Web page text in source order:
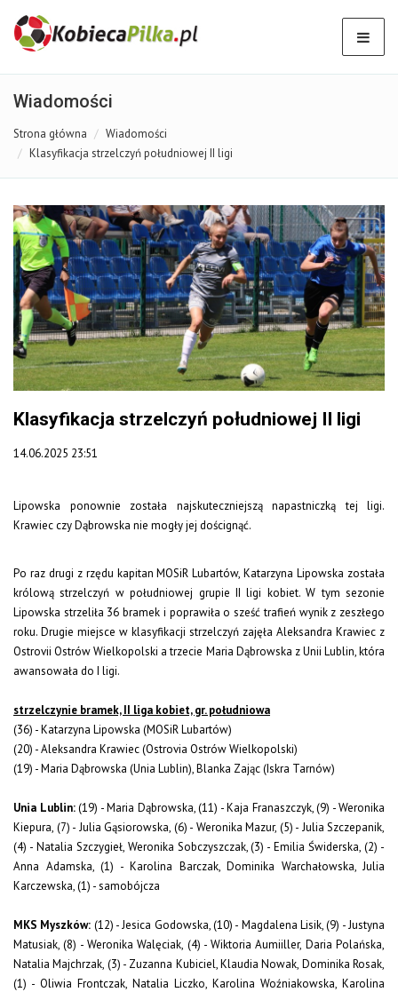
Wiadomości
Strona główna
Wiadomości
Klasyfikacja strzelczyń południowej II ligi
Klasyfikacja strzelczyń południowej II ligi
14.06.2025 23:51
Lipowska ponownie została najskuteczniejszą napastniczką tej ligi.
Krawiec czy Dąbrowska nie mogły jej doścignąć.
Po raz drugi z rzędu kapitan MOSiR Lubartów, Katarzyna Lipowska została
królową strzelczyń w południowej grupie II ligi kobiet. W tym sezonie
Lipowska strzeliła 36 bramek i poprawiła o sześć trafień wynik z zeszłego
roku. Drugie miejsce w klasyfikacji strzelczyń zajęła Aleksandra Krawiec z
Ostrovii Ostrów Wielkopolski a trzecie Maria Dąbrowska z Unii Lublin, która
awansowała do I ligi.
strzelczynie bramek, II liga kobiet, gr. południowa
(36) - Katarzyna Lipowska (MOSiR Lubartów)
(20) - Aleksandra Krawiec (Ostrovia Ostrów Wielkopolski)
(19) - Maria Dąbrowska (Unia Lublin), Blanka Zając (Iskra Tarnów)
Unia Lublin:(19) - Maria Dąbrowska, (11) - Kaja Franaszczyk, (9) - Weronika
Kiepura, (7) - Julia Gąsiorowska, (6) - Weronika Mazur, (5) - Julia Szczepanik,
(4) - Natalia Szczygieł, Weronika Sobczyszczak, (3) - Emilia Świderska, (2) -
Anna Adamska, (1) - Karolina Barczak, Dominika Warchałowska, Julia
Karczewska, (1) - samobójcza
MKS Myszków: (12) - Jesica Godowska, (10) - Magdalena Lisik, (9) - Justyna
Matusiak, (8) - Weronika Walęciak, (4) - Wiktoria Aumiiller, Daria Polańska,
Natalia Majchrzak, (3) - Zuzanna Kubiciel, Klaudia Nowak, Dominika Rosak,
(1) - Oliwia Frontczak, Natalia Liczko, Karolina Woźniakowska, Karolina